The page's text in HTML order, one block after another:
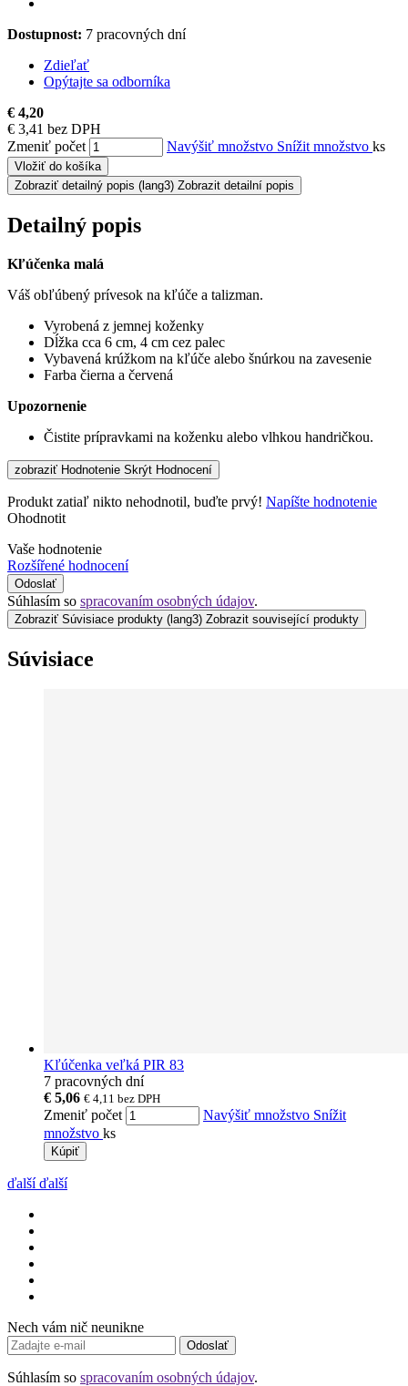
Dostupnost: 7 pracovných dní
Zdieľať
Opýtajte sa odborníka
€ 4,20
€ 3,41 bez DPH
Zmeniť počet
Navýšiť množstvo Snížit množstvo ks
Vložiť do košíka
Zobraziť detailný popis (lang3) Zobrazit detailní popis
Detailný popis
Kľúčenka malá
Váš obľúbený prívesok na kľúče a talizman.
Vyrobená z jemnej koženky
Dĺžka cca 6 cm, 4 cm cez palec
Vybavená krúžkom na kľúče alebo šnúrkou na zavesenie
Farba čierna a červená
Upozornenie
Čistite prípravkami na koženku alebo vlhkou handričkou.
zobraziť Hodnotenie Skrýt Hodnocení
Produkt zatiaľ nikto nehodnotil, buďte prvý! Napíšte hodnotenie
Ohodnotit
Vaše hodnotenie
Rozšířené hodnocení
Odoslať
Súhlasím so spracovaním osobných údajov.
Zobraziť Súvisiace produkty (lang3) Zobrazit související produkty
Súvisiace
Kľúčenka veľká PIR 83
7 pracovných dní
€ 5,06 € 4,11 bez DPH
Zmeniť počet Navýšiť množstvo Snížit
množstvo ks
Kúpiť
ďalší ďalší
Nech vám nič neunikne
Odoslať
Súhlasím so spracovaním osobných údajov.